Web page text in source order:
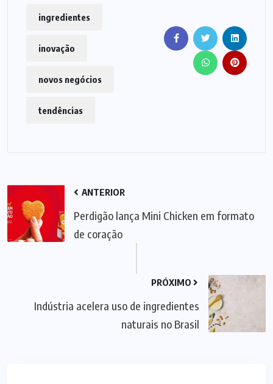
ingredientes
inovação
novos negócios
tendências
ANTERIOR
Perdigão lança Mini Chicken em formato
de coração
PRÓXIMO
Indústria acelera uso de ingredientes
naturais no Brasil